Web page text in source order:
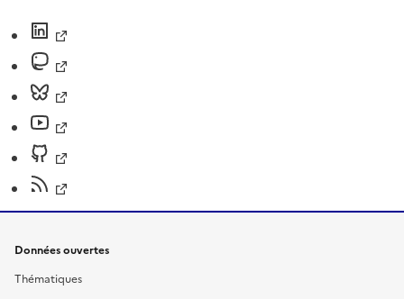
Données ouvertes
Thématiques